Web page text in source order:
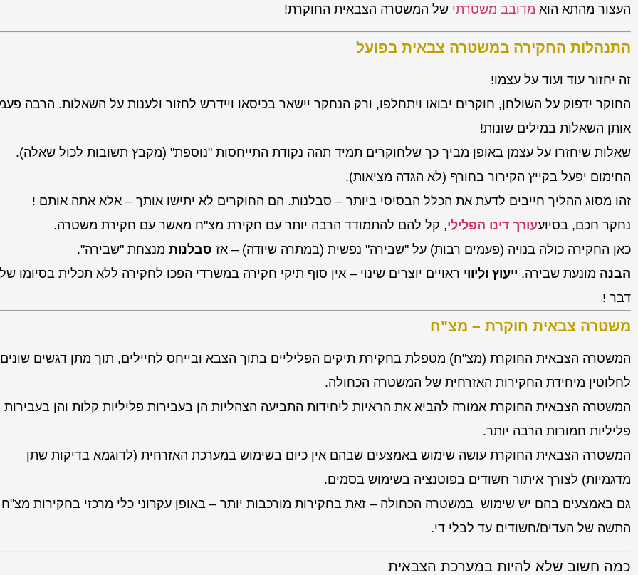
העצור מהתא הוא מדובב משטרתי של המשטרה הצבאית החוקרת!
התנהלות החקירה במשטרה צבאית בפועל
זה יחזור עוד ועוד על עצמו!
החוקר ידפוק על השולחן, חוקרים יבואו ויתחלפו, ורק הנחקר יישאר בכיסאו ויידרש לחזור ולענות על השאלות. הרבה
אותן השאלות במילים שונות!
שאלות שיחזרו על עצמן באופן מביך כך שלחוקרים תמיד תהה נקודת התייחסות "נוספת" (מקבץ תשובות לכול שאלה).
החימום יפעל בקייץ הקירור בחורף (לא הגדה מציאות).
זהו מסוג ההליך חייבים לדעת את הכלל הבסיסי ביותר – סבלנות. הם החוקרים לא יתישו אותך – אלא אתה אותם !
נחקר חכם, בסיועעורך דינו הפלילי, קל להם להתמודד הרבה יותר עם חקירת מצ"ח מאשר עם חקירת משטרה.
כאן החקירה כולה בנויה (פעמים רבות) על "שבירה" נפשית (במתרה שיודה) – אז סבלנות מנצחת "שבירה".
הבנה מונעת שבירה. ייעוץ וליווי ראויים יוצרים שינוי – אין סוף תיקי חקירה במשרדי הפכו לחקירה ללא תכלית בסיומו של
דבר !
משטרה צבאית חוקרת – מצ"ח
המשטרה הצבאית החוקרת (מצ"ח) מטפלת בחקירת תיקים הפליליים בתוך הצבא ובייחס לחיילים, תוך מתן דגשים שונים
לחלוטין מיחידת החקירות האזרחית של המשטרה הכחולה.
המשטרה הצבאית החוקרת אמורה להביא את הראיות ליחידות התביעה הצהליות הן בעבירות פליליות קלות והן בעבירות
פליליות חמורות הרבה יותר.
המשטרה הצבאית החוקרת עושה שימוש באמצעים שבהם אין כיום בשימוש במערכת האזרחית (לדוגמא בדיקות שתן
מדגמיות) לצורך איתור חשודים בפוטנציה בשימוש בסמים.
גם באמצעים בהם יש שימוש במשטרה הכחולה – זאת בחקירות מורכבות יותר – באופן עקרוני כלי מרכזי בחקירות
התשה של העדים/חשודים עד לבלי די.
כמה חשוב שלא להיות במערכת הצבאית